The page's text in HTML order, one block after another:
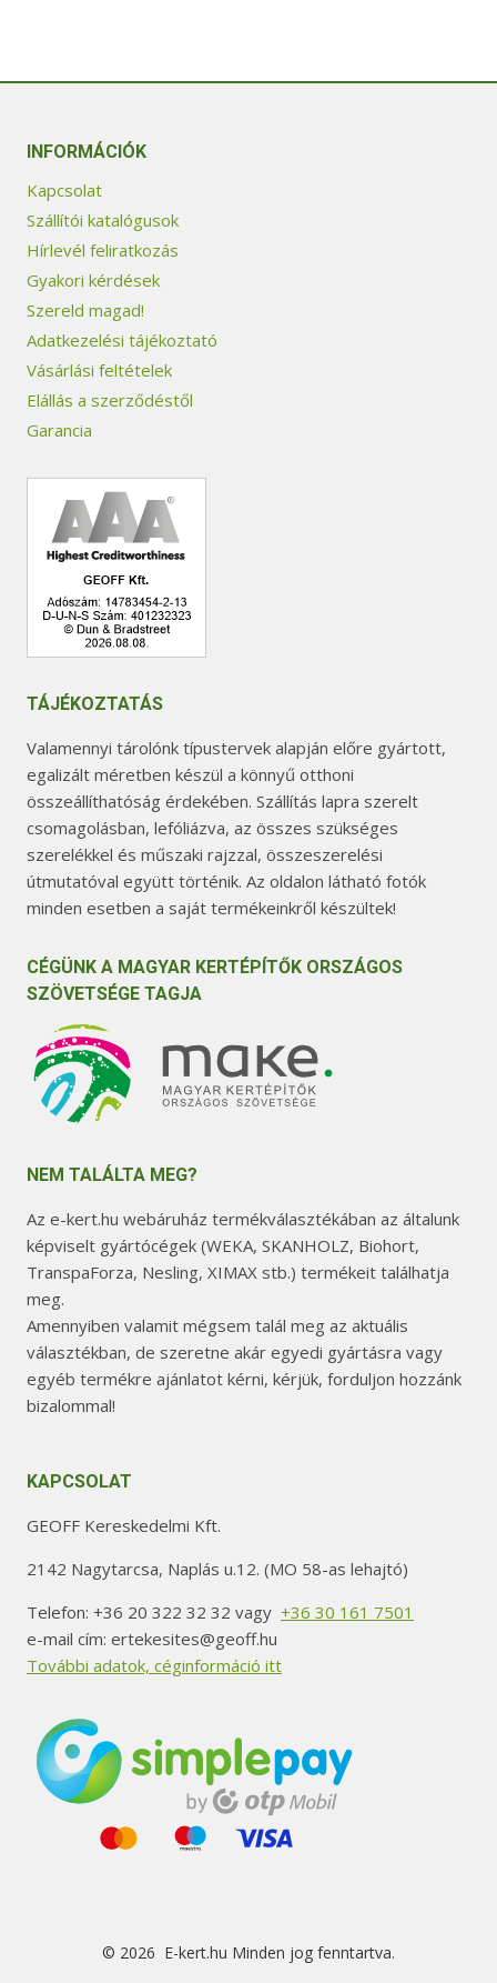
INFORMÁCIÓK
Kapcsolat
Szállítói katalógusok
Hírlevél feliratkozás
Gyakori kérdések
Szereld magad!
Adatkezelési tájékoztató
Vásárlási feltételek
Elállás a szerződéstől
Garancia
TÁJÉKOZTATÁS
Valamennyi tárolónk típustervek alapján előre gyártott,
egalizált méretben készül a könnyű otthoni
összeállíthatóság érdekében. Szállítás lapra szerelt
csomagolásban, lefóliázva, az összes szükséges
szerelékkel és műszaki rajzzal, összeszerelési
útmutatóval együtt történik. Az oldalon látható fotók
minden esetben a saját termékeinkről készültek!
CÉGÜNK A MAGYAR KERTÉPÍTŐK ORSZÁGOS
SZÖVETSÉGE TAGJA
NEM TALÁLTA MEG?
Az e-kert.hu webáruház termékválasztékában az általunk
képviselt gyártócégek (WEKA, SKANHOLZ, Biohort,
TranspaForza, Nesling, XIMAX stb.) termékeit találhatja
meg.
Amennyiben valamit mégsem talál meg az aktuális
választékban, de szeretne akár egyedi gyártásra vagy
egyéb termékre ajánlatot kérni, kérjük, forduljon hozzánk
bizalommal!
KAPCSOLAT
GEOFF Kereskedelmi Kft.
2142 Nagytarcsa, Naplás u.12. (MO 58-as lehajtó)
Telefon: +36 20 322 32 32 vagy +36 30 161 7501
e-mail cím: ertekesites@geoff.hu
További adatok, céginformáció itt
© 2026 E-kert.hu Minden jog fenntartva.